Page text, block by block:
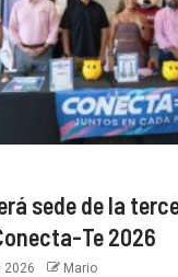
sede de la
Te 2026
2026 Mario